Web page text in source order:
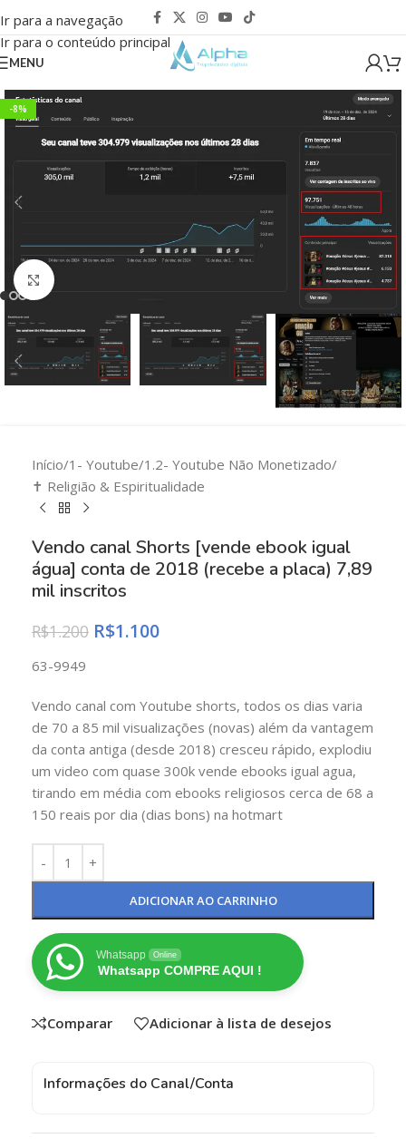
Ir para a navegação
Ir para o conteúdo principal
MENU
-8%
Clique para ampliar
Início/1- Youtube/1.2- Youtube Não Monetizado/
✝️ Religião & Espiritualidade
Vendo canal Shorts [vende ebook igual
água] conta de 2018 (recebe a placa) 7,89
mil inscritos
R$1.200 R$1.100
63-9949
Vendo canal com Youtube shorts, todos os dias varia
de 70 a 85 mil visualizações (novas) além da vantagem
da conta antiga (desde 2018) cresceu rápido, explodiu
um video com quase 300k vende ebooks igual agua,
tirando em média com ebooks religiosos cerca de 68 a
150 reais por dia (dias bons) na hotmart
ADICIONAR AO CARRINHO
Whatsapp Online
Whatsapp COMPRE AQUI !
Comparar Adicionar à lista de desejos
Informações do Canal/Conta